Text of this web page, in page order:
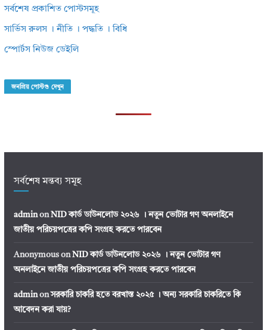
সর্বশেষ প্রকাশিত পোস্টসমূহ
সার্ভিস রুলস । নীতি । পদ্ধতি । বিধি
স্পোর্টস নিউজ ডেইলি
জনপ্রিয় পোস্টগু দেখুন
সর্বশেষ মন্তব্য সমূহ
adminonNID কার্ড ডাউনলোড ২০২৬ । নতুন ভোটার গণ অনলাইনে
জাতীয় পরিচয়পত্রের কপি সংগ্রহ করতে পারবেন
AnonymousonNID কার্ড ডাউনলোড ২০২৬ । নতুন ভোটার গণ
অনলাইনে জাতীয় পরিচয়পত্রের কপি সংগ্রহ করতে পারবেন
adminonসরকারি চাকরি হতে বরখাস্ত ২০২৫ । অন্য সরকারি চাকরিতে কি
আবেদন করা যায়?